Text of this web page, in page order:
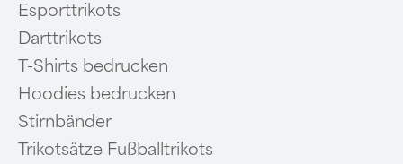
Esporttrikots
Darttrikots
T-Shirts bedrucken
Hoodies bedrucken
Stirnbänder
Trikotsätze Fußballtrikots